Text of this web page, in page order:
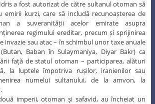
a fost autorizat de către sultanul otoman să
emirii kurzi, care să includă recunoașterea de
a suveranității acelor emirate asupra
regimului ereditar, precum și sprijinirea
invazie sau atac – în schimbul unor taxe anuale
Baban în Sulaymaniya, Diyar Bakr) ca
față de statul otoman – participarea, alături
la luptele împotriva rușilor, iranienilor sau
numelui sultanului, de la amvon, la
imperii, otoman și safavid, au încheiat un